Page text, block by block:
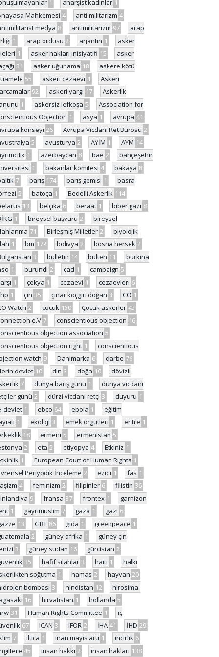
1 anarşist kadınlar 1
Mahkemesi 4 anti-militarizm 4
medya 8 antimilitarizm 97
arap
1 arap ordusu 2 arjantin 1
asker
1 asker hakları inisiyatifi 15
asker
31 asker uğurlama 18
askere kötü
55 askeri cezaevi 4
Askeri
92 askeri yargı 17
Askerlik
1 askersiz lefkoşa 5
Association for
Objection 1 asya 1 avrupa 41
konseyi 26 Avrupa Vicdani Ret Bürosu 2
5 avusturya 2 AYİM 1 AYM 14
1 azerbaycan 8 bae 2
bahçeşehir
1 bakanlar komitesi 4 bakaya 8
7 barış 174 barış gemisi 1
basra
5 batoça 1 Bedelli Askerlik 114
13 belçika 6 beraat 1 biber gazı 8
1 bireysel başvuru 2
bireysel
71 Birleşmiş Milletler 2
biyolojik
1 bm 172 bolivya 2 bosna hersek 2
3 bulletin 14 bülten 11
burkina
1 burundi 2 çad 1 campaign 5
1 çekya 1 cezaevi 1 cezaevleri 6
1 çin 35 çınar koçgiri doğan 3 CO 1
Watch 2 çocuk 150 Çocuk askerler 45
e.V 7 conscientious objection 16
objection association 5
objection right 1
conscientious
watch 9 Danimarka 6 darbe 76
devlet 10 din 3 doğa 10
dövizli
7 dünya barış günü 1
dünya vicdani
günü 2 dürzi vicdani retçi 3 duyuru 1
devlet 1 ebco 64 ebola 1
eğitim
1 ekoloji 3 emek örgütleri 1 eritre 1
18 ermeni 5 ermenistan 5
2 eta 5 etiyopya 4 Etkiniz 1
1 European Court of Human Rights 1
Periyodik İnceleme 2 ezidi 1 fas 1
4 feminizm 2 filipinler 6 filistin 36
9 fransa 37 frontex 1
garnizon
1 gayrimüslim 7 gaza 1 gazi 6
13 GBT 86 gıda 1 greenpeace 1
2 güney afrika 1
güney çin
3 güney sudan 16 gürcistan 2
35 hafif silahlar 3 haiti 1
halkı
soğutma 1 hamas 2 hayvan 20
bombası 3 hindistan 12
hirosima-
16 hırvatistan 1 hollanda 5
31 Human Rights Committee 1
iç
67 ICAN 3 IFOR 2 İHA 41 İHD 29
7 iltica 1 inan mayıs aru 1 incirlik 6
45 insan hakkı 2 insan hakları 138